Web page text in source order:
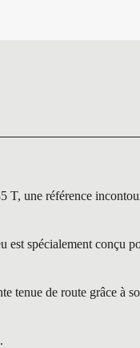
une référence
spécialement conçu
de route grâce à